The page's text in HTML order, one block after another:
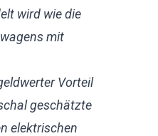
wird wie die
mit
Vorteil
geschätzte
elektrischen